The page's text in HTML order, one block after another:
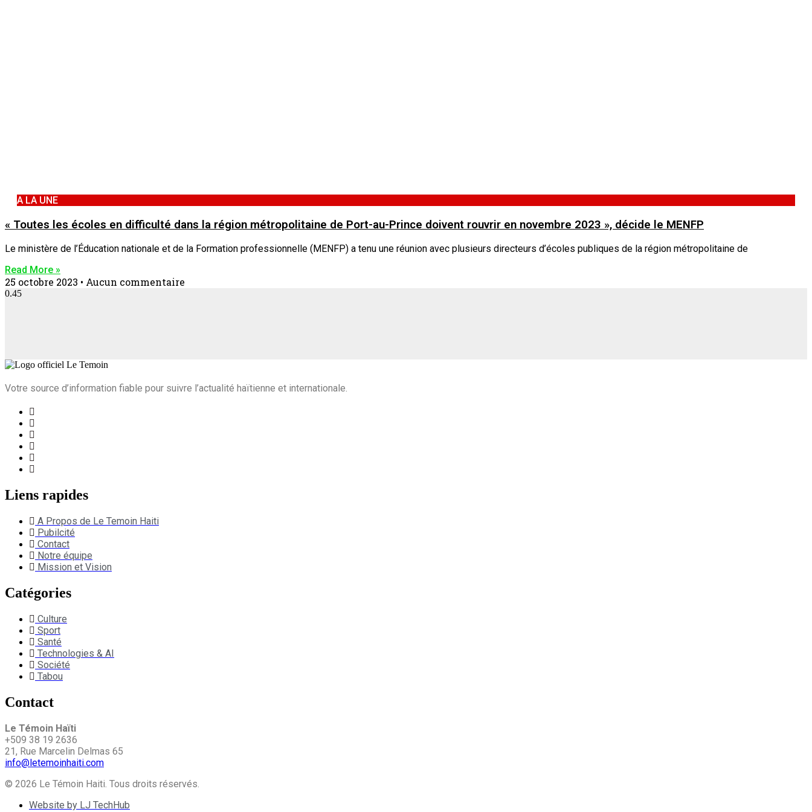
A LA UNE
« Toutes les écoles en difficulté dans la région métropolitaine de Port-au-Prince doivent rouvrir en novembre 2023 », décide le MENFP
Le ministère de l’Éducation nationale et de la Formation professionnelle (MENFP) a tenu une réunion avec plusieurs directeurs d’écoles publiques de la région métropolitaine de
Read More »
25 octobre 2023 Aucun commentaire
Votre source d’information fiable pour suivre l’actualité haïtienne et internationale.
Liens rapides
A Propos de Le Temoin Haiti
Pubilcité
Contact
Notre équipe
Mission et Vision
Catégories
Culture
Sport
Santé
Technologies & AI
Société
Tabou
Contact
Le Témoin Haïti
+509 38 19 2636
21, Rue Marcelin Delmas 65
info@letemoinhaiti.com
© 2026 Le Témoin Haiti. Tous droits réservés.
Website by LJ TechHub